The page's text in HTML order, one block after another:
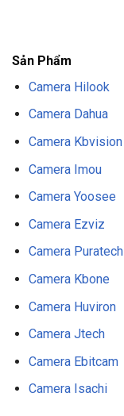
Sản Phẩm
Camera Hilook
Camera Dahua
Camera Kbvision
Camera Imou
Camera Yoosee
Camera Ezviz
Camera Puratech
Camera Kbone
Camera Huviron
Camera Jtech
Camera Ebitcam
Camera Isachi